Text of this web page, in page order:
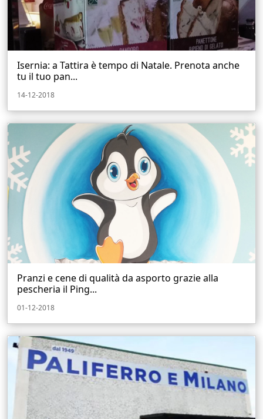
Isernia: a Tattira è tempo di Natale. Prenota anche
tu il tuo pan...
14-12-2018
Pranzi e cene di qualità da asporto grazie alla
pescheria il Ping...
01-12-2018